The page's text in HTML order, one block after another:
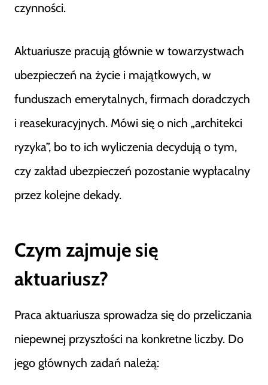
czynności.
Aktuariusze pracują głównie w towarzystwach
ubezpieczeń na życie i majątkowych, w
funduszach emerytalnych, firmach doradczych
i reasekuracyjnych. Mówi się o nich „architekci
ryzyka”, bo to ich wyliczenia decydują o tym,
czy zakład ubezpieczeń pozostanie wypłacalny
przez kolejne dekady.
Czym zajmuje się
aktuariusz?
Praca aktuariusza sprowadza się do przeliczania
niepewnej przyszłości na konkretne liczby. Do
jego głównych zadań należą: